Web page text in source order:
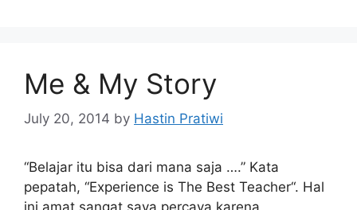
Me & My Story
July 20, 2014 by Hastin Pratiwi
“Belajar itu bisa dari mana saja ….” Kata
pepatah, “Experience is The Best Teacher“. Hal
ini amat sangat saya percaya karena